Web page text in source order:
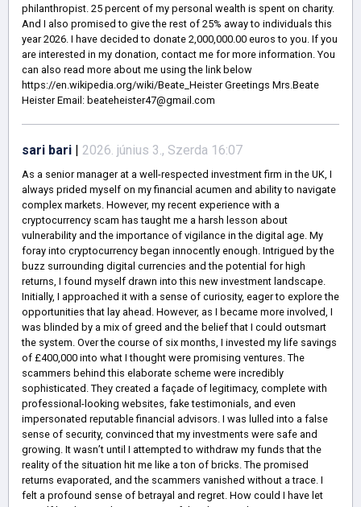
philanthropist. 25 percent of my personal wealth is spent on charity.
And I also promised to give the rest of 25% away to individuals this
year 2026. I have decided to donate 2,000,000.00 euros to you. If you
are interested in my donation, contact me for more information. You
can also read more about me using the link below
https://en.wikipedia.org/wiki/Beate_Heister Greetings Mrs.Beate
Heister Email: beateheister47@gmail.com
sari bari | 2026. június 3., Szerda 16:07
As a senior manager at a well-respected investment firm in the UK, I
always prided myself on my financial acumen and ability to navigate
complex markets. However, my recent experience with a
cryptocurrency scam has taught me a harsh lesson about
vulnerability and the importance of vigilance in the digital age. My
foray into cryptocurrency began innocently enough. Intrigued by the
buzz surrounding digital currencies and the potential for high
returns, I found myself drawn into this new investment landscape.
Initially, I approached it with a sense of curiosity, eager to explore the
opportunities that lay ahead. However, as I became more involved, I
was blinded by a mix of greed and the belief that I could outsmart
the system. Over the course of six months, I invested my life savings
of £400,000 into what I thought were promising ventures. The
scammers behind this elaborate scheme were incredibly
sophisticated. They created a façade of legitimacy, complete with
professional-looking websites, fake testimonials, and even
impersonated reputable financial advisors. I was lulled into a false
sense of security, convinced that my investments were safe and
growing. It wasn’t until I attempted to withdraw my funds that the
reality of the situation hit me like a ton of bricks. The promised
returns evaporated, and the scammers vanished without a trace. I
felt a profound sense of betrayal and regret. How could I have let